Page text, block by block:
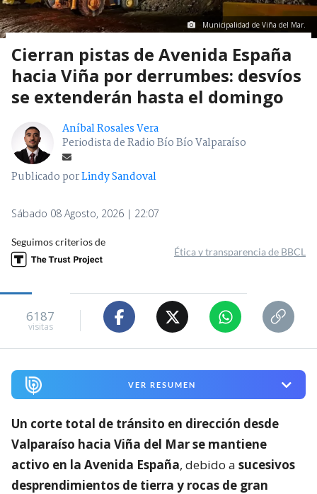
Municipalidad de Viña del Mar.
Cierran pistas de Avenida España
hacia Viña por derrumbes: desvíos
se extenderán hasta el domingo
Aníbal Rosales Vera
Periodista de Radio Bío Bío Valparaíso
Publicado porLindy Sandoval
Sábado 08 Agosto, 2026 | 22:07
Seguimos criterios de
Ética y transparencia de BBCL
6187
visitas
VER RESUMEN
Un corte total de tránsito en dirección desde
Valparaíso hacia Viña del Mar se mantiene
activo en la Avenida España, debido a sucesivos
desprendimientos de tierra y rocas de gran